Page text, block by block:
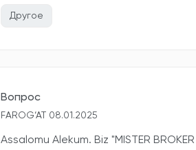
Другое
Вопрос
FAROG‘AT 08.01.2025
Assalomu Alekum. Biz "MISTER